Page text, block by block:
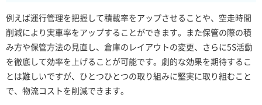
例えば運行管理を把握して積載率をアップさせることや、空走時間
削減により実車率をアップすることができます。また保管の際の積
み方や保管方法の見直し、倉庫のレイアウトの変更、さらに5S活動
を徹底して効率を上げることが可能です。劇的な効果を期待するこ
とは難しいですが、ひとつひとつの取り組みに堅実に取り組むこと
で、物流コストを削減できます。